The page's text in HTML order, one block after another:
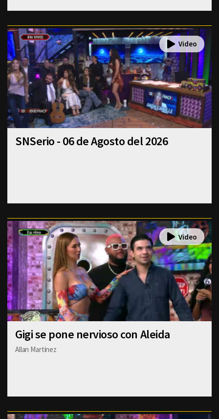
SNSerio - 06 de Agosto del 2026
Gigi se pone nervioso con Aleida
Allan Martinez